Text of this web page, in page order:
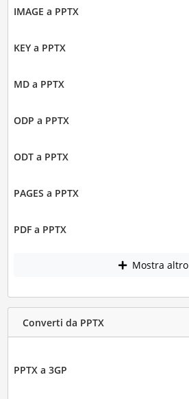
IMAGE a PPTX
KEY a PPTX
MD a PPTX
ODP a PPTX
ODT a PPTX
PAGES a PPTX
PDF a PPTX
Mostra altro
Converti da PPTX
PPTX a 3GP